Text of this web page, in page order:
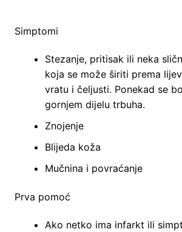
Simptomi
Stezanje, pritisak ili neka
koja se može širiti prema
vratu i čeljusti. Ponekad se
gornjem dijelu trbuha.
Znojenje
Blijeda koža
Mučnina i povraćanje
Prva pomoć
Ako netko ima infarkt ili